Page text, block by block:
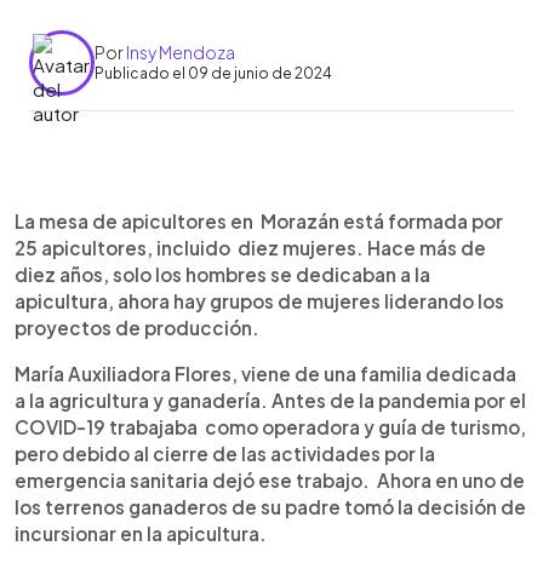
PorInsy Mendoza
Publicado el 09 de junio de 2024
Escuchar artículo
La mesa de apicultores en Morazán está formada por
25 apicultores, incluido diez mujeres. Hace más de
diez años, solo los hombres se dedicaban a la
apicultura, ahora hay grupos de mujeres liderando los
proyectos de producción.
María Auxiliadora Flores, viene de una familia dedicada
a la agricultura y ganadería. Antes de la pandemia por el
COVID-19 trabajaba como operadora y guía de turismo,
pero debido al cierre de las actividades por la
emergencia sanitaria dejó ese trabajo. Ahora en uno de
los terrenos ganaderos de su padre tomó la decisión de
incursionar en la apicultura.